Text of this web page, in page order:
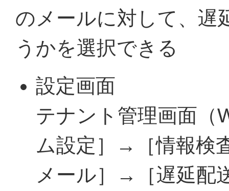
のメールに対して、遅
うかを選択できる
設定画面
テナント管理画面
ム設定］→［情報検
メール］→［遅延配